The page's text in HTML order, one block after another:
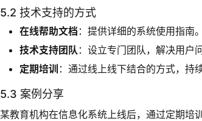
5.2 技术支持的方式
在线帮助文档 ：提供详细的系统使用指南。
技术支持团队 ：设立专门团队，解决用户问
定期培训 ：通过线上线下结合的方式，持
5.3 案例分享
某教育机构在信息化系统上线后，通过定期培